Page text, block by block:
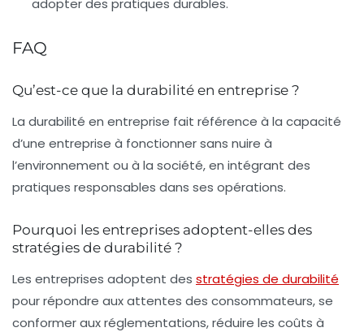
FAQ
Qu’est-ce que la durabilité en entreprise ?
La durabilité en entreprise fait référence à la capacité
d’une entreprise à fonctionner sans nuire à
l’environnement ou à la société, en intégrant des
pratiques responsables dans ses opérations.
Pourquoi les entreprises adoptent-elles des
stratégies de durabilité ?
Les entreprises adoptent des stratégies de durabilité
pour répondre aux attentes des consommateurs, se
conformer aux réglementations, réduire les coûts à